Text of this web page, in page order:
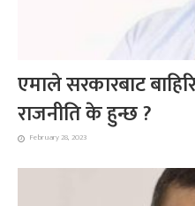
एमाले सरकारबाट
राजनीति के हुन्छ ?
February 28, 2023